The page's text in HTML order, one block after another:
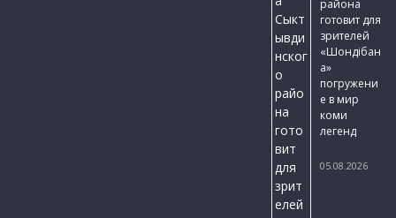
района
готовит для
зрителей
«Шондібан
а»
погружени
е в мир
коми
легенд
05.08.2026